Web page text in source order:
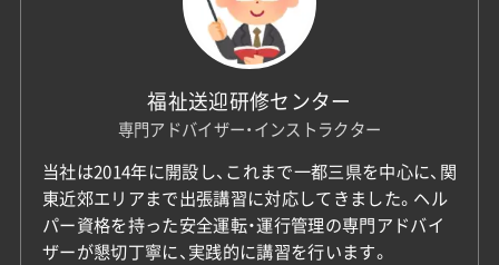
福祉送迎研修センター
専門アドバイザー・インストラクター
当社は2014年に開設し、これまで一都三県を中心に、関
東近郊エリアまで出張講習に対応してきました。ヘル
パー資格を持った安全運転・運行管理の専門アドバイ
ザーが懇切丁寧に、実践的に講習を行います。